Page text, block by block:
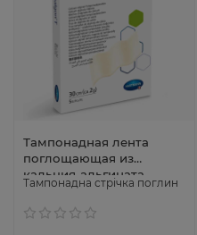
Тампонадная лента
поглощающая из
кальция-альгината
Sorbalgon® T/Сорбалгон
Т 30см (2г), 1шт
Тампонадна стрічка поглин